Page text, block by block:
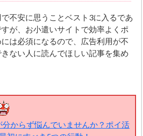
不安に思うことベスト3に入るであ
が、お小遣いサイトで効率よくポ
は必須になるので、広告利用が不
ない人に読んでほしい記事を集め
分からず悩んでいませんか？ポイ活